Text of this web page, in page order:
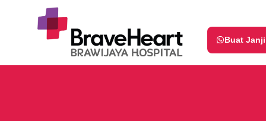
Buat Janji